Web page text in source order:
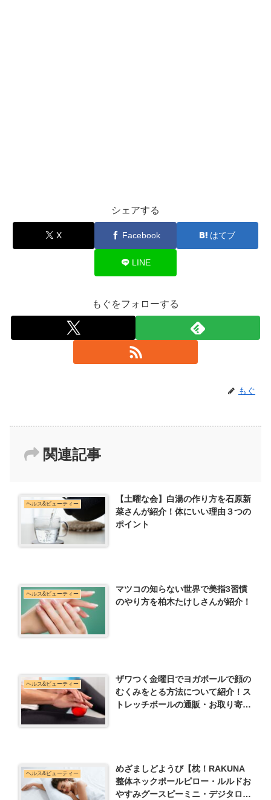
シェアする
X Facebook はてブ
LINE
もぐをフォローする
もぐ
関連記事
ヘルス&ビューティー
【土曜な会】白湯の作り方を石原新
菜さんが紹介！体にいい理由３つの
ポイント
ヘルス&ビューティー
マツコの知らない世界で美指3習慣
のやり方を柏木たけしさんが紹介！
ヘルス&ビューティー
ザワつく金曜日でヨガボールで顔の
むくみをとる方法について紹介！ス
トレッチボールの通販・お取り寄せ
ヘルス&ビューティー
めざましどようび【枕！RAKUNA
整体ネックポールピロー・ルルドお
やすみグースピーミニ・デジタロー